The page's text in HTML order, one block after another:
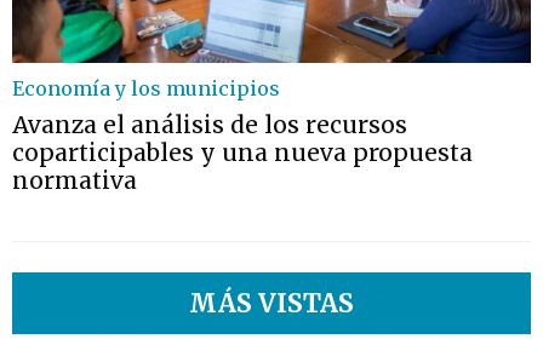
Economía y los municipios
Avanza el análisis de los recursos
coparticipables y una nueva propuesta
normativa
MÁS VISTAS